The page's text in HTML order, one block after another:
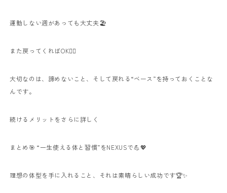
運動しない週があっても大丈夫🏖
また戻ってくればOK🙆‍♀️
大切なのは、諦めないこと、そして戻れる“ベース”を持っておくことな
んです。
続けるメリットをさらに詳しく
まとめ🎯 “一生使える体と習慣”をNEXUSで💪💖
理想の体型を手に入れること、それは素晴らしい成功です🏆✨